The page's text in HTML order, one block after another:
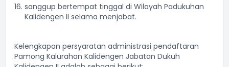
sanggup bertempat tinggal di Wilayah Padukuhan
Kalidengen II selama menjabat.
Kelengkapan persyaratan administrasi pendaftaran
Pamong Kalurahan Kalidengen Jabatan Dukuh